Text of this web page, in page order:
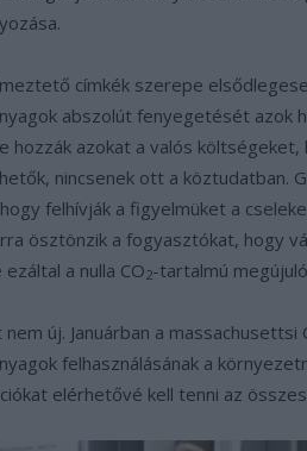
címkék szerepe
abszolút fenyegetését azok
hozzák azokat a valós
nincsenek ott a köztudatban.
felhívják a figyelmüket a
ösztönzik a fogyasztókat, hogy
a nulla CO2-tartalmú
új. Januárban a
felhasználásának a
elérhetővé kell tenni az